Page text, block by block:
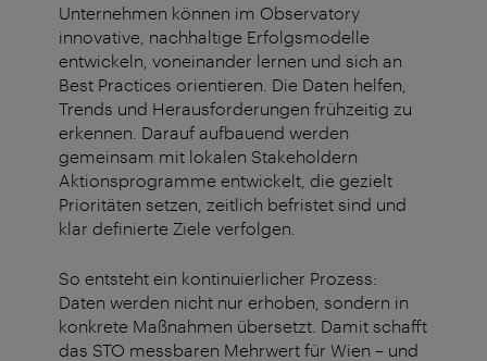
Unternehmen können im Observatory
innovative, nachhaltige Erfolgsmodelle
entwickeln, voneinander lernen und sich an
Best Practices orientieren. Die Daten helfen,
Trends und Herausforderungen frühzeitig zu
erkennen. Darauf aufbauend werden
gemeinsam mit lokalen Stakeholdern
Aktionsprogramme entwickelt, die gezielt
Prioritäten setzen, zeitlich befristet sind und
klar definierte Ziele verfolgen.
So entsteht ein kontinuierlicher Prozess:
Daten werden nicht nur erhoben, sondern in
konkrete Maßnahmen übersetzt. Damit schafft
das STO messbaren Mehrwert für Wien – und